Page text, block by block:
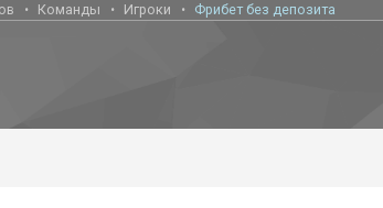
Команды Игроки Фрибет без депозита